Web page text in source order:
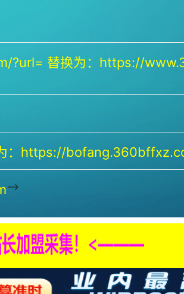
?url= 替换为：https://
：https://
-->